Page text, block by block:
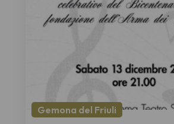
Gemona del Friuli